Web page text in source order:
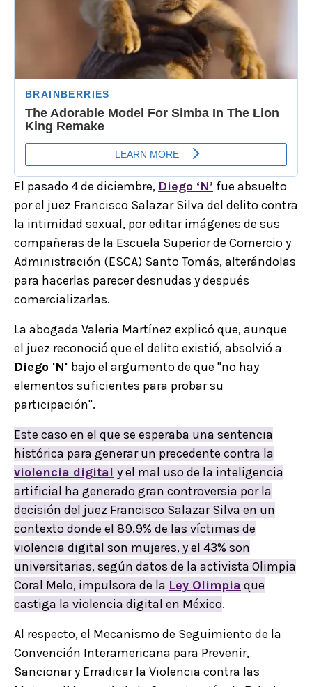
El pasado 4 de diciembre, Diego ‘N’ fue absuelto
por el juez Francisco Salazar Silva del delito contra
la intimidad sexual, por editar imágenes de sus
compañeras de la Escuela Superior de Comercio y
Administración (ESCA) Santo Tomás, alterándolas
para hacerlas parecer desnudas y después
comercializarlas.
La abogada Valeria Martínez explicó que, aunque
el juez reconoció que el delito existió, absolvió a
Diego 'N' bajo el argumento de que "no hay
elementos suficientes para probar su
participación".
Este caso en el que se esperaba una sentencia
histórica para generar un precedente contra la
violencia digital y el mal uso de la inteligencia
artificial ha generado gran controversia por la
decisión del juez Francisco Salazar Silva en un
contexto donde el 89.9% de las víctimas de
violencia digital son mujeres, y el 43% son
universitarias, según datos de la activista Olimpia
Coral Melo, impulsora de la Ley Olimpia que
castiga la violencia digital en México.
Al respecto, el Mecanismo de Seguimiento de la
Convención Interamericana para Prevenir,
Sancionar y Erradicar la Violencia contra las